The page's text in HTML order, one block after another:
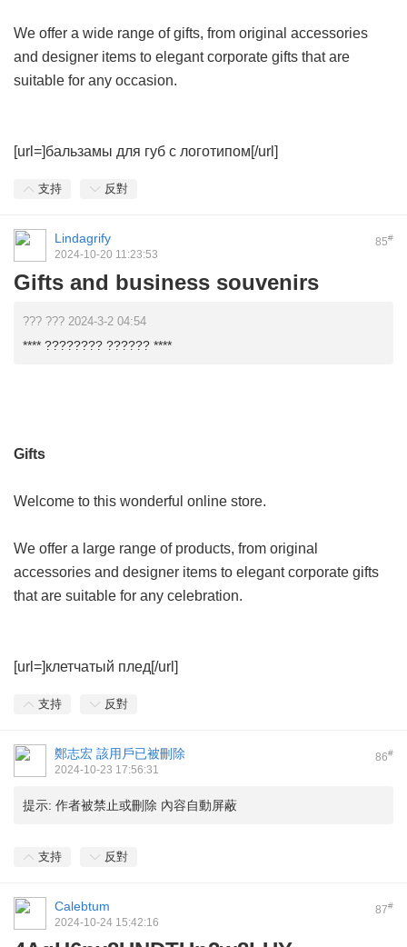
We offer a wide range of gifts, from original accessories
and designer items to elegant corporate gifts that are
suitable for any occasion.
[url=]бальзамы для губ с логотипом[/url]
支持 反對
85#
Lindagrify
2024-10-20 11:23:53
Gifts and business souvenirs
??? ??? 2024-3-2 04:54
**** ???????? ?????? ****
Gifts
Welcome to this wonderful online store.
We offer a large range of products, from original
accessories and designer items to elegant corporate gifts
that are suitable for any celebration.
[url=]клетчатый плед[/url]
支持 反對
86#
鄭志宏 該用戶已被刪除
2024-10-23 17:56:31
提示: 作者被禁止或刪除 內容自動屏蔽
支持 反對
87#
Calebtum
2024-10-24 15:42:16